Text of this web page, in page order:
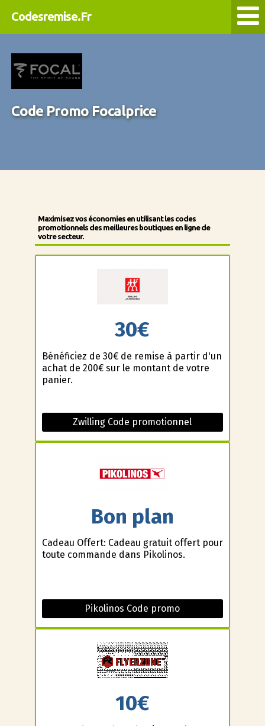
Codesremise.Fr
Code Promo Focalprice
Maximisez vos économies en utilisant les codes
promotionnels des meilleures boutiques en ligne de
votre secteur.
30€
Bénéficiez de 30€ de remise à partir d'un
achat de 200€ sur le montant de votre
panier.
Zwilling Code promotionnel
Bon plan
Cadeau Offert: Cadeau gratuit offert pour
toute commande dans Pikolinos.
Pikolinos Code promo
10€